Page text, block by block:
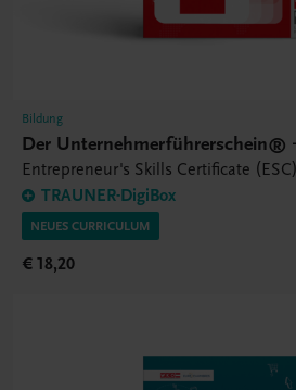
Bildung
Der Unternehmerführerschein®
Entrepreneur's Skills Certificate (ESC)
TRAUNER-DigiBox
NEUES CURRICULUM
€ 18,20